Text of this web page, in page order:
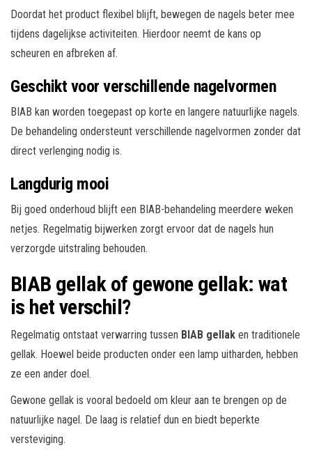
Doordat het product flexibel blijft, bewegen de nagels beter mee
tijdens dagelijkse activiteiten. Hierdoor neemt de kans op
scheuren en afbreken af.
Geschikt voor verschillende nagelvormen
BIAB kan worden toegepast op korte en langere natuurlijke nagels.
De behandeling ondersteunt verschillende nagelvormen zonder dat
direct verlenging nodig is.
Langdurig mooi
Bij goed onderhoud blijft een BIAB-behandeling meerdere weken
netjes. Regelmatig bijwerken zorgt ervoor dat de nagels hun
verzorgde uitstraling behouden.
BIAB gellak of gewone gellak: wat
is het verschil?
Regelmatig ontstaat verwarring tussen BIAB gellak en traditionele
gellak. Hoewel beide producten onder een lamp uitharden, hebben
ze een ander doel.
Gewone gellak is vooral bedoeld om kleur aan te brengen op de
natuurlijke nagel. De laag is relatief dun en biedt beperkte
versteviging.